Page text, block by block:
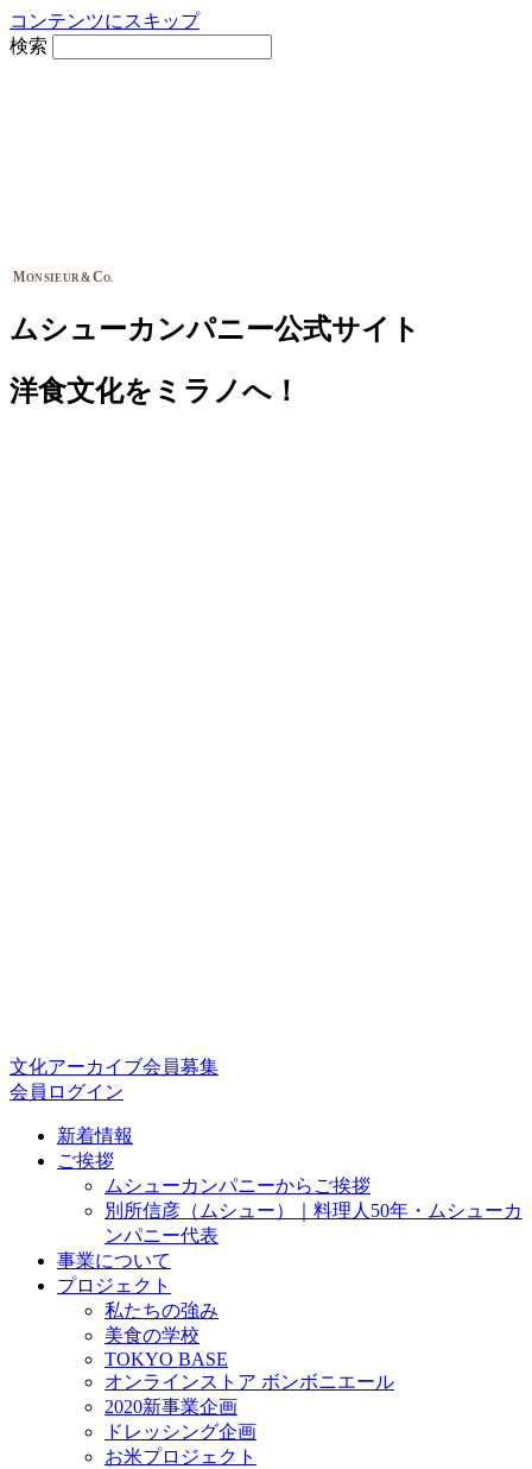
コンテンツにスキップ
検索
MONSIEUR&CO.
ムシューカンパニー公式サイト
洋食文化をミラノへ！
文化アーカイブ会員募集
会員ログイン
新着情報
ご挨拶
ムシューカンパニーからご挨拶
別所信彦（ムシュー）｜料理人50年・ムシューカ
ンパニー代表
事業について
プロジェクト
私たちの強み
美食の学校
TOKYO BASE
オンラインストア ボンボニエール
2020新事業企画
ドレッシング企画
お米プロジェクト